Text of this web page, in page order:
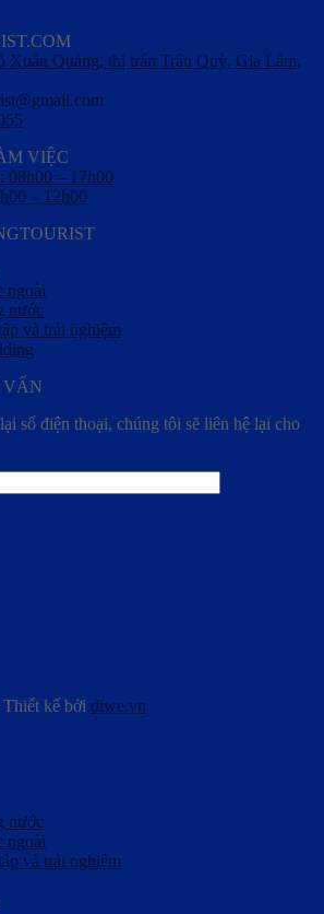
Xuân Quảng, thị trấn Trâu Quỳ, Gia Lâm,
VIỆC
08h00 – 17h00
– 12h00
ngoài
nước
và trải nghiệm
số điện thoại, chúng tôi sẽ liên hệ lại cho
kế bởi diwe.vn
nước
ngoài
và trải nghiệm